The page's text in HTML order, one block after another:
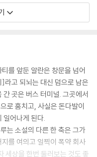
감자와 곁들여 먹을 때 사용했
구멍을 쑤시자 자물쇠는 몇
이 대꾸했다. 「얻은 것을 정확
맞는 신발 한 켤레가 들어 있
p.46
알고 싶답니다. 직접 통화해
다.
를 앞둔 알란은 창문을 넘어
라고 되뇌는 대신 덤으로 남은
곳은 버스 터미널. 그곳에서
로 훔치고, 사실은 돈다발이
일어나게 된다.
는 소설의 다른 한 축은 그가
를 여의고 일찍이 폭약 회사
세상을 한번 둘러보는 것도 좋